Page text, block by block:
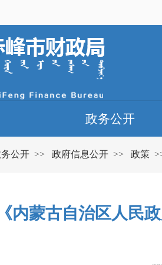
政务公开
公开 >> 政府信息公开 >> 政策
内蒙古自治区人民